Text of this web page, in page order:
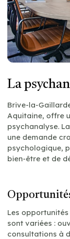
La
Brive-la-
Aquitaine, offre
psychanalyse.
une demande
psychologique,
bien-être et de
Les
sont variées :
consultations à